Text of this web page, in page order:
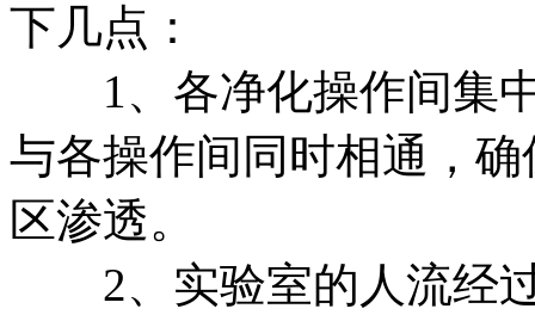
下几点：
1、各净化操作间集中
与各操作间同时相通，
区渗透。
2、实验室的人流经